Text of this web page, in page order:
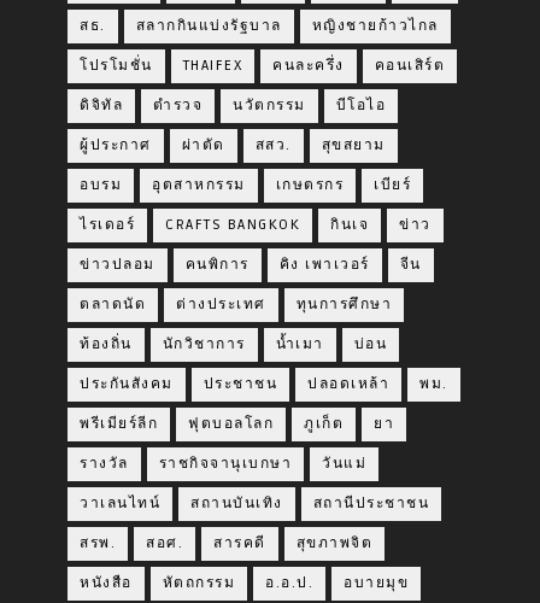
สธ. สลากกินแบ่งรัฐบาล หญิงชายก้าวไกล
โปรโมชั่น THAIFEX คนละครึ่ง คอนเสิร์ต
ดิจิทัล ตำรวจ นวัตกรรม บีโอไอ
ผู้ประกาศ ผ่าตัด สสว. สุขสยาม
อบรม อุตสาหกรรม เกษตรกร เบียร์
ไรเดอร์ CRAFTS BANGKOK กินเจ ข่าว
ข่าวปลอม คนพิการ คิง เพาเวอร์ จีน
ตลาดนัด ต่างประเทศ ทุนการศึกษา
ท้องถิ่น นักวิชาการ น้ำเมา บ่อน
ประกันสังคม ประชาชน ปลอดเหล้า พม.
พรีเมียร์ลีก ฟุตบอลโลก ภูเก็ต ยา
รางวัล ราชกิจจานุเบกษา วันแม่
วาเลนไทน์ สถานบันเทิง สถานีประชาชน
สรพ. สอศ. สารคดี สุขภาพจิต
หนังสือ หัตถกรรม อ.อ.ป. อบายมุข